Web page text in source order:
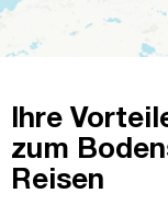
Ihre
zum
Reisen